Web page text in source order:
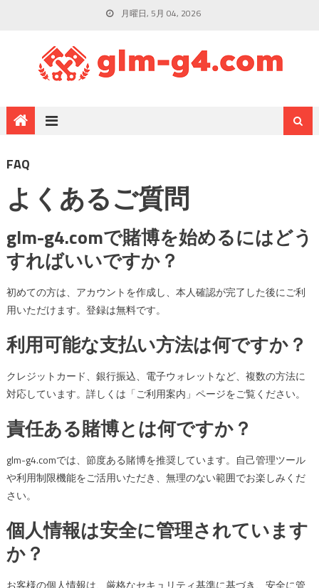
月曜日, 5月 04, 2026
FAQ
よくあるご質問
glm-g4.comで賭博を始めるにはどう
すればいいですか？
初めての方は、アカウントを作成し、本人確認が完了した後にご利
用いただけます。登録は無料です。
利用可能な支払い方法は何ですか？
クレジットカード、銀行振込、電子ウォレットなど、複数の方法に
対応しています。詳しくは「ご利用案内」ページをご覧ください。
責任ある賭博とは何ですか？
glm-g4.comでは、節度ある賭博を推奨しています。自己管理ツール
や利用制限機能をご活用いただき、無理のない範囲でお楽しみくだ
さい。
個人情報は安全に管理されています
か？
お客様の個人情報は、厳格なセキュリティ基準に基づき、安全に管